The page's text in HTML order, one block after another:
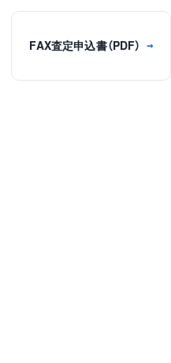
FAX査定申込書（PDF） →